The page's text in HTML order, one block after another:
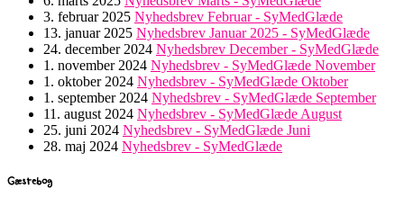
3. februar 2025 Nyhedsbrev Februar - SyMedGlæde
13. januar 2025 Nyhedsbrev Januar 2025 - SyMedGlæde
24. december 2024 Nyhedsbrev December - SyMedGlæde
1. november 2024 Nyhedsbrev - SyMedGlæde November
1. oktober 2024 Nyhedsbrev - SyMedGlæde Oktober
1. september 2024 Nyhedsbrev - SyMedGlæde September
11. august 2024 Nyhedsbrev - SyMedGlæde August
25. juni 2024 Nyhedsbrev - SyMedGlæde Juni
28. maj 2024 Nyhedsbrev - SyMedGlæde
Gæstebog